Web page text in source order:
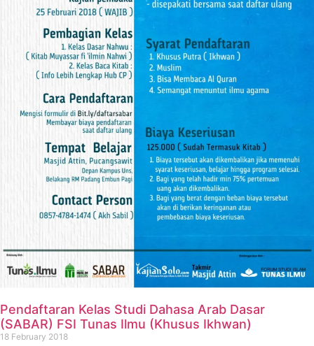
Pendaftaran Kelas Studi Dahasa Arab Dasar
(SABAR) FSI Tunas Ilmu (Khusus Ikhwan)
18 February 2018